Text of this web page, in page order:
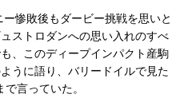
惨敗後もダービー挑戦を思いと
ストロダンへの思い入れのすべ
、このディープインパクト産駒
うに語り、バリードイルで見た
言っていた。